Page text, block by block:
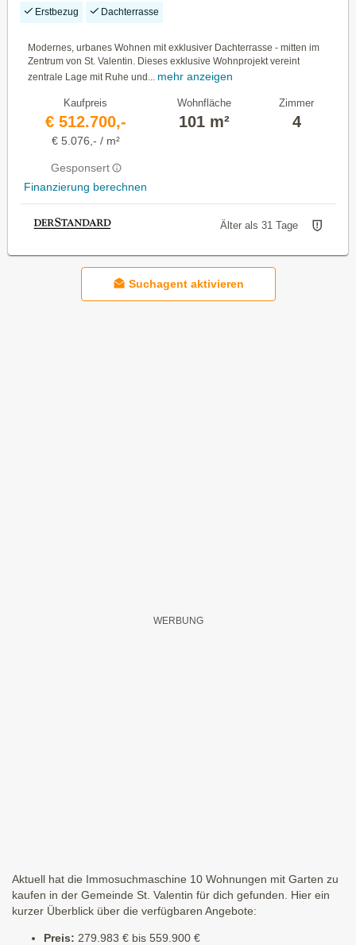
Erstbezug Dachterrasse
Modernes, urbanes Wohnen mit exklusiver Dachterrasse - mitten im
Zentrum von St. Valentin. Dieses exklusive Wohnprojekt vereint
zentrale Lage mit Ruhe und...
mehr anzeigen
Kaufpreis
€ 512.700,-
€ 5.076,- / m²
Gesponsert
Finanzierung berechnen
Wohnfläche
101 m²
Zimmer
4
Älter als 31 Tage
Suchagent aktivieren
Aktuell hat die Immosuchmaschine 10 Wohnungen mit Garten zu
kaufen in der Gemeinde St. Valentin für dich gefunden. Hier ein
kurzer Überblick über die verfügbaren Angebote:
Preis: 279.983 € bis 559.900 €